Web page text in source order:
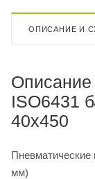
ОПИСАНИЕ И
ISO6431
40x450
мм)